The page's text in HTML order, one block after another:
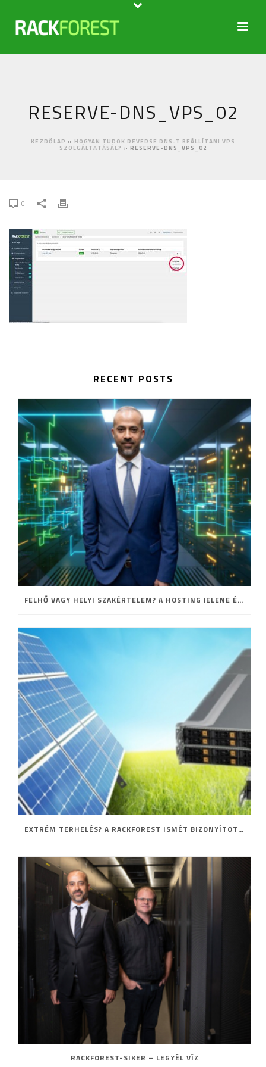
RESERVE-DNS_VPS_02
KEZDŐLAP » HOGYAN TUDOK REVERSE DNS-T BEÁLLÍTANI VPS
SZOLGÁLTATÁSÁL? » RESERVE-DNS_VPS_02
0
RECENT POSTS
FELHŐ VAGY HELYI SZAKÉRTELEM? A HOSTING JELENE ÉS JÖVŐJE
EXTRÉM TERHELÉS? A RACKFOREST ISMÉT BIZONYÍTOTT!
RACKFOREST-SIKER – LEGYÉL VÍZ